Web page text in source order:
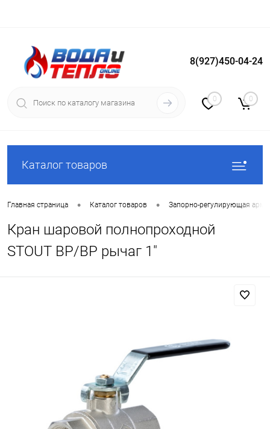
Вход Регистрация
8(927)450-04-24
0 0
Каталог товаров
Главная страница • Каталог товаров • Запорно-регулирующая
Кран шаровой полнопроходной
STOUT ВР/ВР рычаг 1"